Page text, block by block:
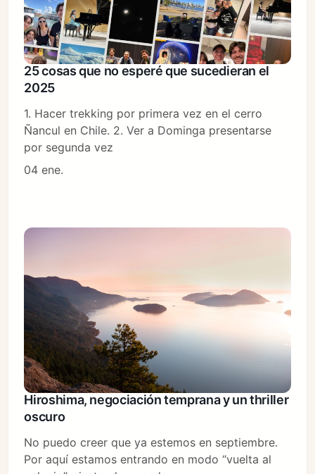
25 cosas que no esperé que sucedieran el
2025
1. Hacer trekking por primera vez en el cerro
Ñancul en Chile. 2. Ver a Dominga presentarse
por segunda vez
04 ene.
Hiroshima, negociación temprana y un thriller
oscuro
No puedo creer que ya estemos en septiembre.
Por aquí estamos entrando en modo “vuelta al